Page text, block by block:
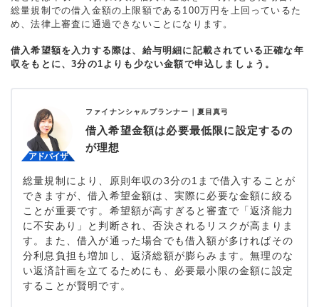
総量規制での借入金額の上限額である100万円を上回っているた
め、法律上審査に通過できないことになります。
借入希望額を入力する際は、給与明細に記載されている正確な年
収をもとに、3分の1よりも少ない金額で申込しましょう。
ファイナンシャルプランナー｜ 夏目真弓
借入希望金額は必要最低限に設定するの
が理想
総量規制により、原則年収の3分の1まで借入することが
できますが、借入希望金額は、実際に必要な金額に絞る
ことが重要です。希望額が高すぎると審査で「返済能力
に不安あり」と判断され、否決されるリスクが高まりま
す。また、借入が通った場合でも借入額が多ければその
分利息負担も増加し、返済総額が膨らみます。無理のな
い返済計画を立てるためにも、必要最小限の金額に設定
することが賢明です。